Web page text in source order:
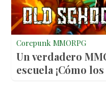
Corepunk MMORPG
Un verdadero
escuela ¡Cómo